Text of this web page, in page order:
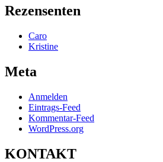
Rezensenten
Caro
Kristine
Meta
Anmelden
Eintrags-Feed
Kommentar-Feed
WordPress.org
KONTAKT